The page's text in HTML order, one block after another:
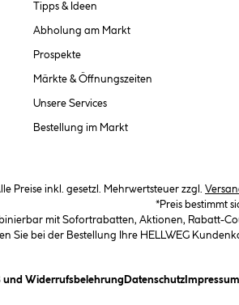
Tipps & Ideen
Abholung am Markt
Prospekte
Märkte & Öffnungszeiten
Unsere Services
Bestellung im Markt
Preise inkl. gesetzl. Mehrwertsteuer zzgl.
*Preis bestimmt
mit Sofortrabatten, Aktionen, Rabatt-
Sie bei der Bestellung Ihre HELLWEG
und Widerrufsbelehrung(öffnet ein Dialogfeld)
Datenschutz(öffnet ein
Impressum